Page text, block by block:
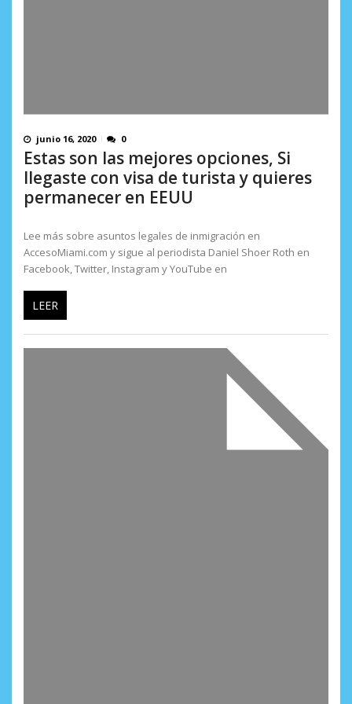
junio 16, 2020 0
Estas son las mejores opciones, Si
llegaste con visa de turista y quieres
permanecer en EEUU
Lee más sobre asuntos legales de inmigración en
AccesoMiami.com y sigue al periodista Daniel Shoer Roth en
Facebook, Twitter, Instagram y YouTube en
LEER